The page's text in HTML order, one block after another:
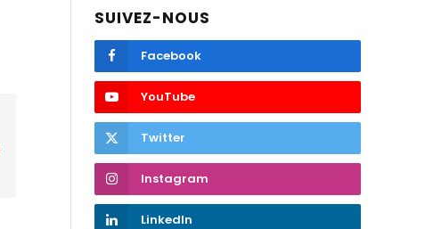
SUIVEZ-NOUS
Facebook
YouTube
Twitter
Instagram
LinkedIn